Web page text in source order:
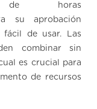
horas
su aprobación
fácil de usar. Las
combinar sin
es crucial para
de recursos